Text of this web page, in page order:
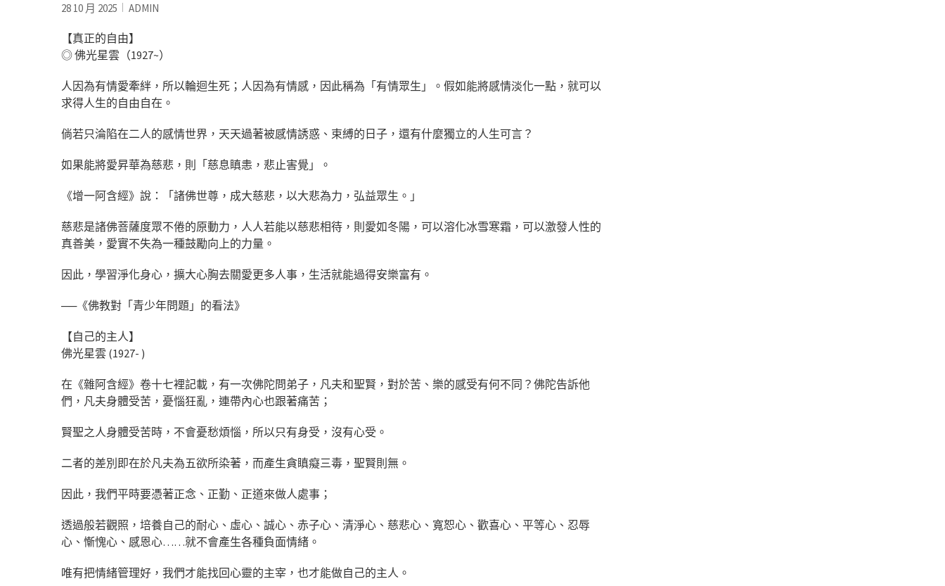
28 10 月 2025 ADMIN
【真正的自由】
◎ 佛光星雲（1927~）
人因為有情愛牽絆，所以輪迴生死；人因為有情感，因此稱為「有情眾生」。假如能將感情淡化一點，就可以
求得人生的自由自在。
倘若只淪陷在二人的感情世界，天天過著被感情誘惑、束縛的日子，還有什麼獨立的人生可言？
如果能將愛昇華為慈悲，則「慈息瞋恚，悲止害覺」。
《增一阿含經》說：「諸佛世尊，成大慈悲，以大悲為力，弘益眾生。」
慈悲是諸佛菩薩度眾不倦的原動力，人人若能以慈悲相待，則愛如冬陽，可以溶化冰雪寒霜，可以激發人性的
真善美，愛實不失為一種鼓勵向上的力量。
因此，學習淨化身心，擴大心胸去關愛更多人事，生活就能過得安樂富有。
──《佛教對「青少年問題」的看法》
【自己的主人】
佛光星雲 (1927- )
在《雜阿含經》卷十七裡記載，有一次佛陀問弟子，凡夫和聖賢，對於苦、樂的感受有何不同？佛陀告訴他
們，凡夫身體受苦，憂惱狂亂，連帶內心也跟著痛苦；
賢聖之人身體受苦時，不會憂愁煩惱，所以只有身受，沒有心受。
二者的差別即在於凡夫為五欲所染著，而產生貪瞋癡三毒，聖賢則無。
因此，我們平時要憑著正念、正勤、正道來做人處事；
透過般若觀照，培養自己的耐心、虛心、誠心、赤子心、清淨心、慈悲心、寬恕心、歡喜心、平等心、忍辱
心、慚愧心、感恩心……就不會產生各種負面情緒。
唯有把情緒管理好，我們才能找回心靈的主宰，也才能做自己的主人。